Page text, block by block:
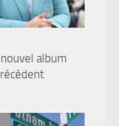
album